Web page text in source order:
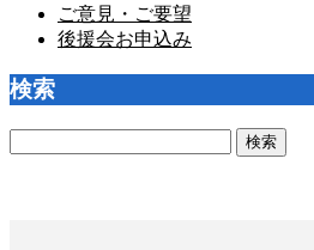
ご意見・ご要望
後援会お申込み
検索